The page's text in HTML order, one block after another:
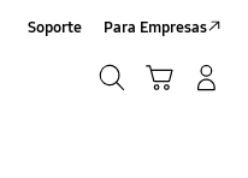
Soporte Para Empresas